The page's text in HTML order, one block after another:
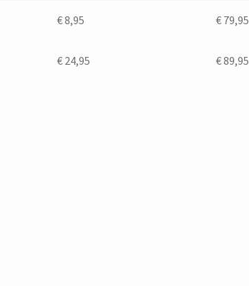
€ 8,95 € 79,95
€ 24,95 € 89,95